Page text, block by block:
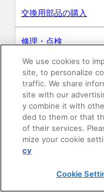
交換用部品の購入
修理・点検
お問い合わせ
ログイン
建築・設計関係者様
ユーザー登録サービス
WEB見積システム
We use cookies to
site, to personalize
traffic. We share
site with our
y combine it with
ded to them or that
of their services.
mize your cookie
cy
Cookie